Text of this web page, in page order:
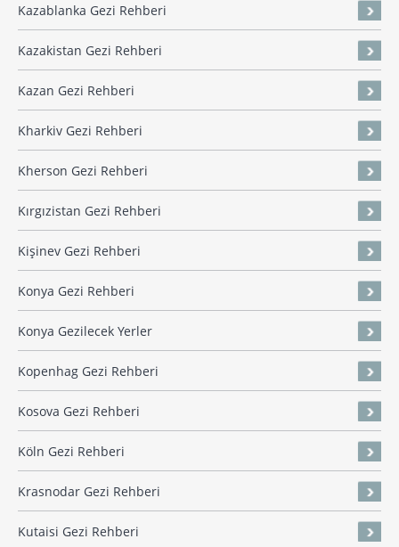
Kazablanka Gezi Rehberi
Kazakistan Gezi Rehberi
Kazan Gezi Rehberi
Kharkiv Gezi Rehberi
Kherson Gezi Rehberi
Kırgızistan Gezi Rehberi
Kişinev Gezi Rehberi
Konya Gezi Rehberi
Konya Gezilecek Yerler
Kopenhag Gezi Rehberi
Kosova Gezi Rehberi
Köln Gezi Rehberi
Krasnodar Gezi Rehberi
Kutaisi Gezi Rehberi